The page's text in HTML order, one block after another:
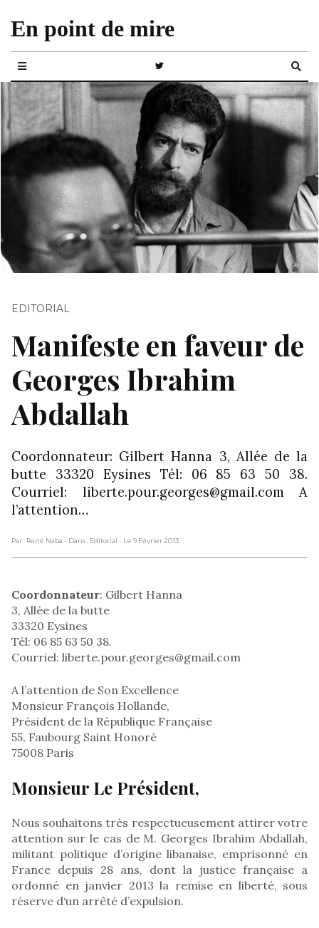
En point de mire
EDITORIAL
Manifeste en faveur de
Georges Ibrahim
Abdallah
Coordonnateur: Gilbert Hanna 3, Allée de la
butte 33320 Eysines Tél: 06 85 63 50 38.
Courriel: liberte.pour.georges@gmail.com A
l’attention…
Par : René Naba - Dans : Editorial - Le 9 Février 2013
Coordonnateur: Gilbert Hanna
3, Allée de la butte
33320 Eysines
Tél: 06 85 63 50 38.
Courriel: liberte.pour.georges@gmail.com
A l’attention de Son Excellence
Monsieur François Hollande,
Président de la République Française
55, Faubourg Saint Honoré
75008 Paris
Monsieur Le Président,
Nous souhaitons très respectueusement attirer votre
attention sur le cas de M. Georges Ibrahim Abdallah,
militant politique d’origine libanaise, emprisonné en
France depuis 28 ans, dont la justice française a
ordonné en janvier 2013 la remise en liberté, sous
réserve d‘un arrêté d’expulsion.